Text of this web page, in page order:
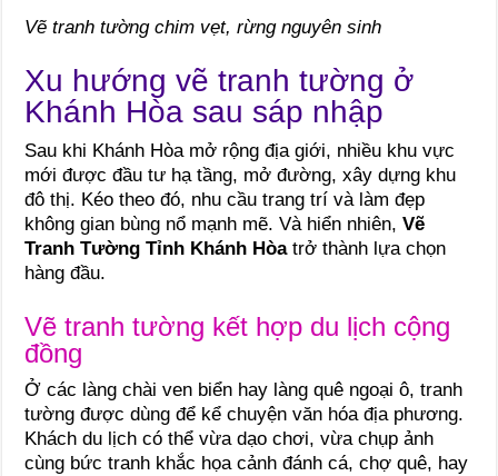
Vẽ tranh tường chim vẹt, rừng nguyên sinh
Xu hướng vẽ tranh tường ở
Khánh Hòa sau sáp nhập
Sau khi Khánh Hòa mở rộng địa giới, nhiều khu vực
mới được đầu tư hạ tầng, mở đường, xây dựng khu
đô thị. Kéo theo đó, nhu cầu trang trí và làm đẹp
không gian bùng nổ mạnh mẽ. Và hiển nhiên,Vẽ
Tranh Tường Tỉnh Khánh Hòatrở thành lựa chọn
hàng đầu.
Vẽ tranh tường kết hợp du lịch cộng
đồng
Ở các làng chài ven biển hay làng quê ngoại ô, tranh
tường được dùng để kể chuyện văn hóa địa phương.
Khách du lịch có thể vừa dạo chơi, vừa chụp ảnh
cùng bức tranh khắc họa cảnh đánh cá, chợ quê, hay